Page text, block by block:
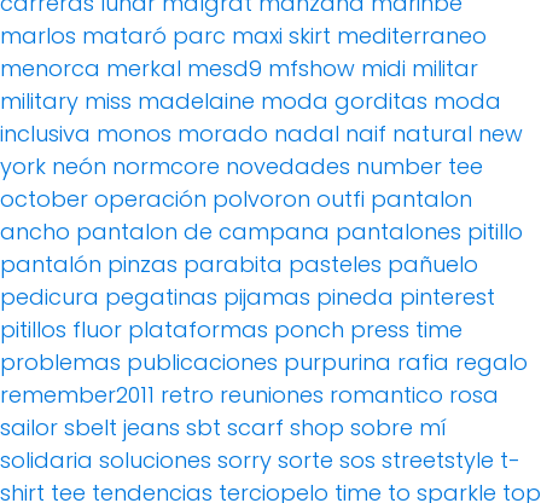
marlos mataró parc maxi skirt mediterraneo
menorca merkal mesd9 mfshow midi militar
military miss madelaine moda gorditas moda
inclusiva monos morado nadal naif natural new
york neón normcore novedades number tee
october operación polvoron outfi pantalon
ancho pantalon de campana pantalones pitillo
pantalón pinzas parabita pasteles pañuelo
pedicura pegatinas pijamas pineda pinterest
pitillos fluor plataformas ponch press time
problemas publicaciones purpurina rafia regalo
remember2011 retro reuniones romantico rosa
sailor sbelt jeans sbt scarf shop sobre mí
solidaria soluciones sorry sorte sos streetstyle t-
shirt tee tendencias terciopelo time to sparkle top